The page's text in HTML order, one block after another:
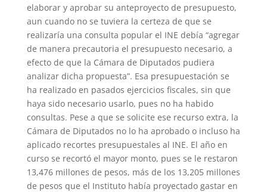
elaborar y aprobar su anteproyecto de presupuesto,
aun cuando no se tuviera la certeza de que se
realizaría una consulta popular el INE debía “agregar
de manera precautoria el presupuesto necesario, a
efecto de que la Cámara de Diputados pudiera
analizar dicha propuesta”. Esa presupuestación se
ha realizado en pasados ejercicios fiscales, sin que
haya sido necesario usarlo, pues no ha habido
consultas. Pese a que se solicite ese recurso extra, la
Cámara de Diputados no lo ha aprobado o incluso ha
aplicado recortes presupuestales al INE. El año en
curso se recortó el mayor monto, pues se le restaron
13,476 millones de pesos, más de los 13,205 millones
de pesos que el Instituto había proyectado gastar en